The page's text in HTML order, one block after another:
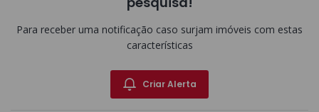
Para receber uma notificação caso surjam imóveis com estas
características
Criar Alerta